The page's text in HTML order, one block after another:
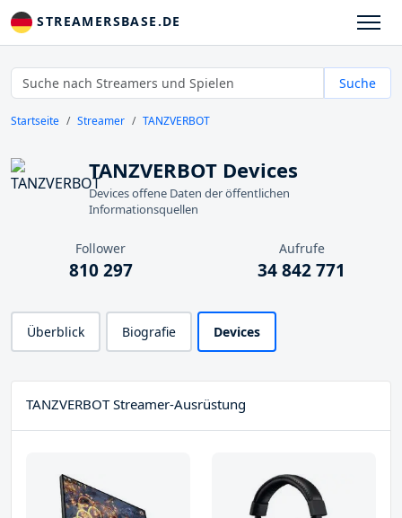
STREAMERSBASE.DE
Suche
Startseite Streamer TANZVERBOT
TANZVERBOT Devices
Devices offene Daten der öffentlichen
Informationsquellen
Follower
810 297
Aufrufe
34 842 771
Überblick Biografie Devices
TANZVERBOT Streamer-Ausrüstung